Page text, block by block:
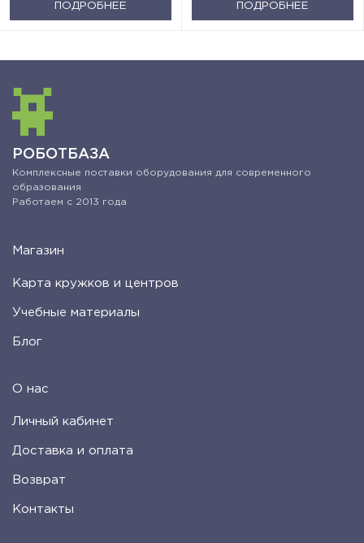
ПОДРОБНЕЕ ПОДРОБНЕЕ
РОБОТБАЗА
Комплексные поставки оборудования для современного
образования
Работаем с 2013 года
Магазин
Карта кружков и центров
Учебные материалы
Блог
О нас
Личный кабинет
Доставка и оплата
Возврат
Контакты